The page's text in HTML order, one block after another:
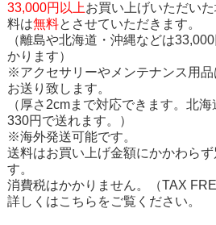
33,000円以上お買い上げいただい
料は無料とさせていただきます。
（離島や北海道・沖縄などは
かります）
※アクセサリーやメンテナンス用
お送り致します。
（厚さ2cmまで対応できます。北
330円で送れます。）
※海外発送可能です。
送料はお買い上げ金額にかかわら
す。
消費税はかかりません。（TAX
詳しくはこちらをご覧ください。